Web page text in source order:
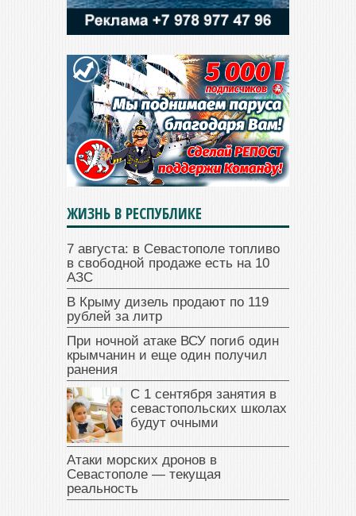
ЖИЗНЬ В РЕСПУБЛИКЕ
7 августа: в Севастополе топливо
в свободной продаже есть на 10
АЗС
В Крыму дизель продают по 119
рублей за литр
При ночной атаке ВСУ погиб один
крымчанин и еще один получил
ранения
С 1 сентября занятия в
севастопольских школах
будут очными
Атаки морских дронов в
Севастополе — текущая
реальность